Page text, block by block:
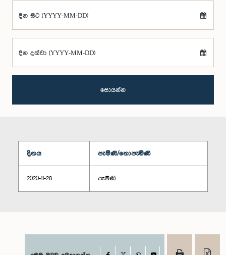
දින සිට (YYYY-MM-DD)
දින දක්වා (YYYY-MM-DD)
සොයන්න
දිනය පැමිණි/නොපැමිණි
2020-11-28 පැමිණි